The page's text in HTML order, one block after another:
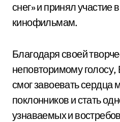
снег» и принял участие
кинофильмам.
Благодаря своей
неповторимому
смог завоевать сердца
поклонников и стать
узнаваемых и